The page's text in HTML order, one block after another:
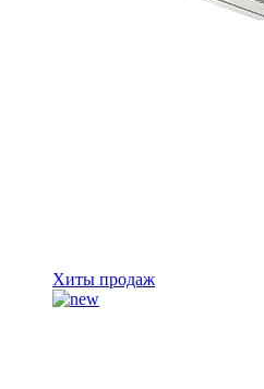
Хиты продаж